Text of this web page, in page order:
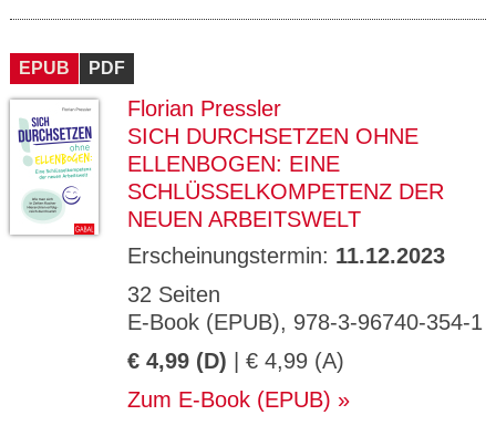
EPUB PDF
Florian Pressler
SICH DURCHSETZEN OHNE
ELLENBOGEN: EINE
SCHLÜSSELKOMPETENZ DER
NEUEN ARBEITSWELT
Erscheinungstermin: 11.12.2023
32 Seiten
E-Book (EPUB), 978-3-96740-354-1
€ 4,99 (D) | € 4,99 (A)
Zum E-Book (EPUB)